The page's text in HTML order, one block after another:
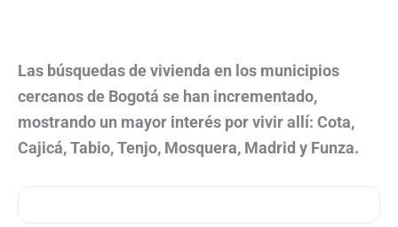
Las búsquedas de vivienda en los municipios
cercanos de Bogotá se han incrementado,
mostrando un mayor interés por vivir allí: Cota,
Cajicá, Tabio, Tenjo, Mosquera, Madrid y Funza.